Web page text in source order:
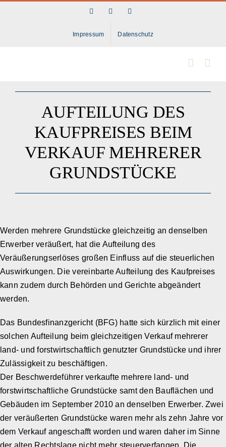
FacebookLinkedIn
Impressum Datenschutz
AUFTEILUNG DES
KAUFPREISES BEIM
VERKAUF MEHRERER
GRUNDSTÜCKE
Werden mehrere Grundstücke gleichzeitig an denselben
Erwerber veräußert, hat die Aufteilung des
Veräußerungserlöses großen Einfluss auf die steuerlichen
Auswirkungen. Die vereinbarte Aufteilung des Kaufpreises
kann zudem durch Behörden und Gerichte abgeändert
werden.
Das Bundesfinanzgericht (BFG) hatte sich kürzlich mit einer
solchen Aufteilung beim gleichzeitigen Verkauf mehrerer
land- und forstwirtschaftlich genutzter Grundstücke und ihrer
Zulässigkeit zu beschäftigen.
Der Beschwerdeführer verkaufte mehrere land- und
forstwirtschaftliche Grundstücke samt den Bauflächen und
Gebäuden im September 2010 an denselben Erwerber. Zwei
der veräußerten Grundstücke waren mehr als zehn Jahre vor
dem Verkauf angeschafft worden und waren daher im Sinne
der alten Rechtslage nicht mehr steuerverfangen. Die